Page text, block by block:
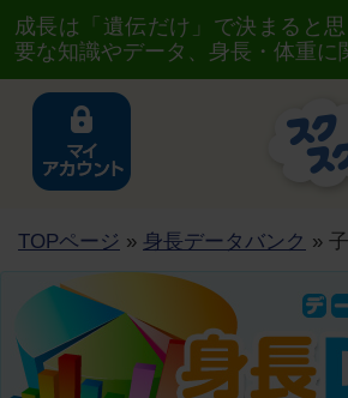
成長は「遺伝だけ」で決まると
要な知識やデータ、身長・体重
TOPページ » 身長データバンク »